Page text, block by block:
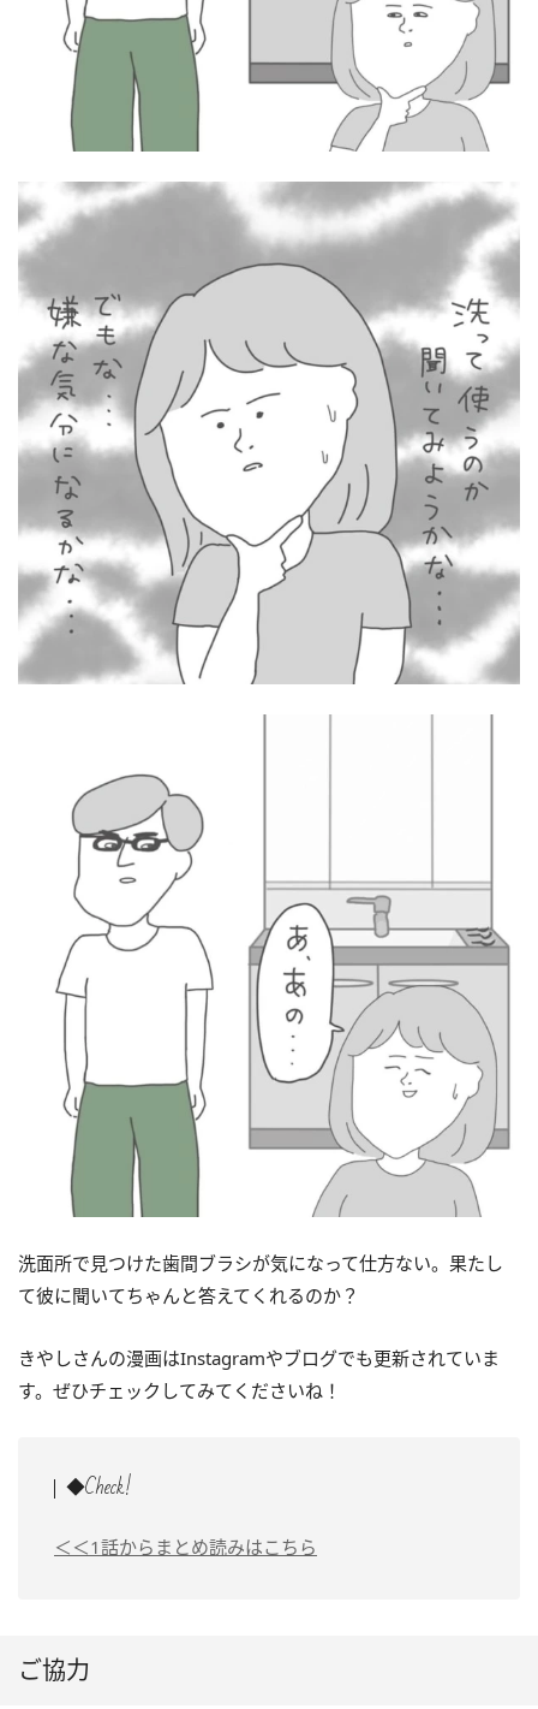
洗面所で見つけた歯間ブラシが気になって仕方ない。果たし
て彼に聞いてちゃんと答えてくれるのか？
きやしさんの漫画はInstagramやブログでも更新されていま
す。ぜひチェックしてみてくださいね！
◆Check!
＜＜1話からまとめ読みはこちら
ご協力